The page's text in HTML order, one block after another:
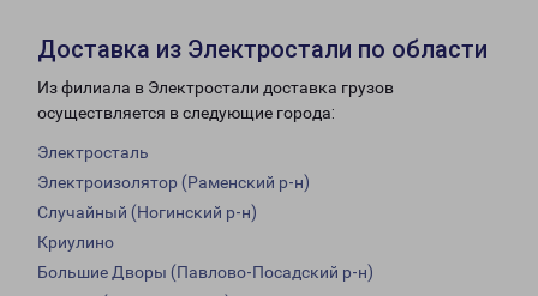
Доставка из Электростали по области
Из филиала в Электростали доставка грузов
осуществляется в следующие города:
Электросталь
Электроизолятор (Раменский р-н)
Случайный (Ногинский р-н)
Криулино
Большие Дворы (Павлово-Посадский р-н)